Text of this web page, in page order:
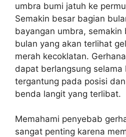
umbra bumi jatuh ke
Semakin besar bagian
bayangan umbra, semakin
bulan yang akan terlihat
merah kecoklatan.
dapat berlangsung selama
tergantung pada posisi
benda langit yang terlibat.
Memahami penyebab
sangat penting karena